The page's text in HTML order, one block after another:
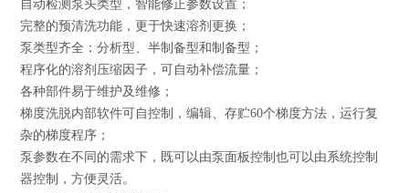
自动检测泵头类型，智能修正参数设置；
完整的预清洗功能，更于快速溶剂更换；
泵类型齐全：分析型、半制备型和制备型；
程序化的溶剂压缩因子，可自动补偿流量；
各种部件易于维护及维修；
梯度洗脱内部软件可自控制，编辑、存贮60个梯度方法，运行复
杂的梯度程序；
泵参数在不同的需求下，既可以由泵面板控制也可以由系统控制
器控制，方便灵活。